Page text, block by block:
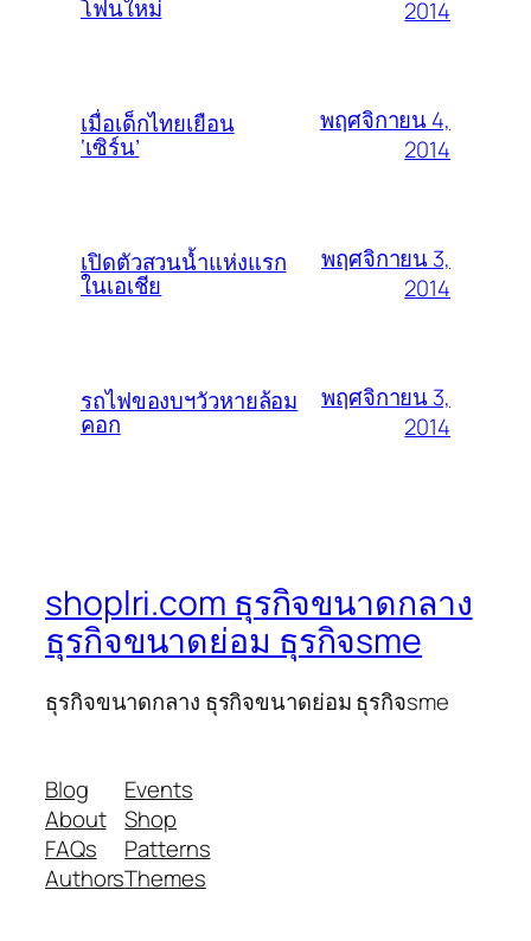
โฟนใหม่ 2014
เมื่อเด็กไทยเยือน
‘เซิร์น’
พฤศจิกายน 4,
2014
เปิดตัวสวนน้ำแห่งแรก
ในเอเชีย
พฤศจิกายน 3,
2014
รถไฟของบฯวัวหายล้อม
คอก
พฤศจิกายน 3,
2014
shoplri.com ธุรกิจขนาดกลาง
ธุรกิจขนาดย่อม ธุรกิจsme
ธุรกิจขนาดกลาง ธุรกิจขนาดย่อม ธุรกิจsme
Blog
About
FAQs
Authors
Events
Shop
Patterns
Themes